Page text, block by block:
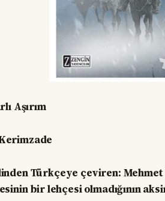
Aşırım
Türkçeye çeviren:
bir lehçesi olmadığının